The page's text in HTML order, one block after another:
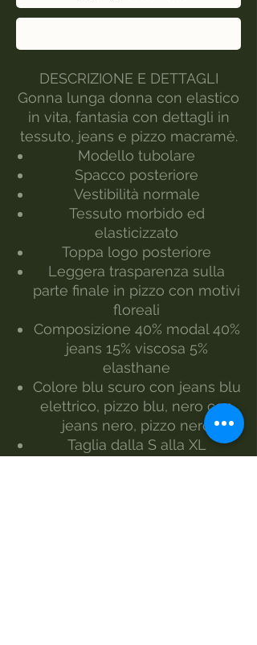
DESCRIZIONE E DETTAGLI
Gonna lunga donna con elastico
in vita, fantasia con dettagli in
tessuto, jeans e pizzo macramè.
Modello tubolare
Spacco posteriore
Vestibilità normale
Tessuto morbido ed
elasticizzato
Toppa logo posteriore
Leggera trasparenza sulla
parte finale in pizzo con motivi
floreali
Composizione 40% modal 40%
jeans 15% viscosa 5%
elasthane
Colore blu scuro con jeans blu
elettrico, pizzo blu, nero con
jeans nero, pizzo nero
Taglia dalla S alla XL